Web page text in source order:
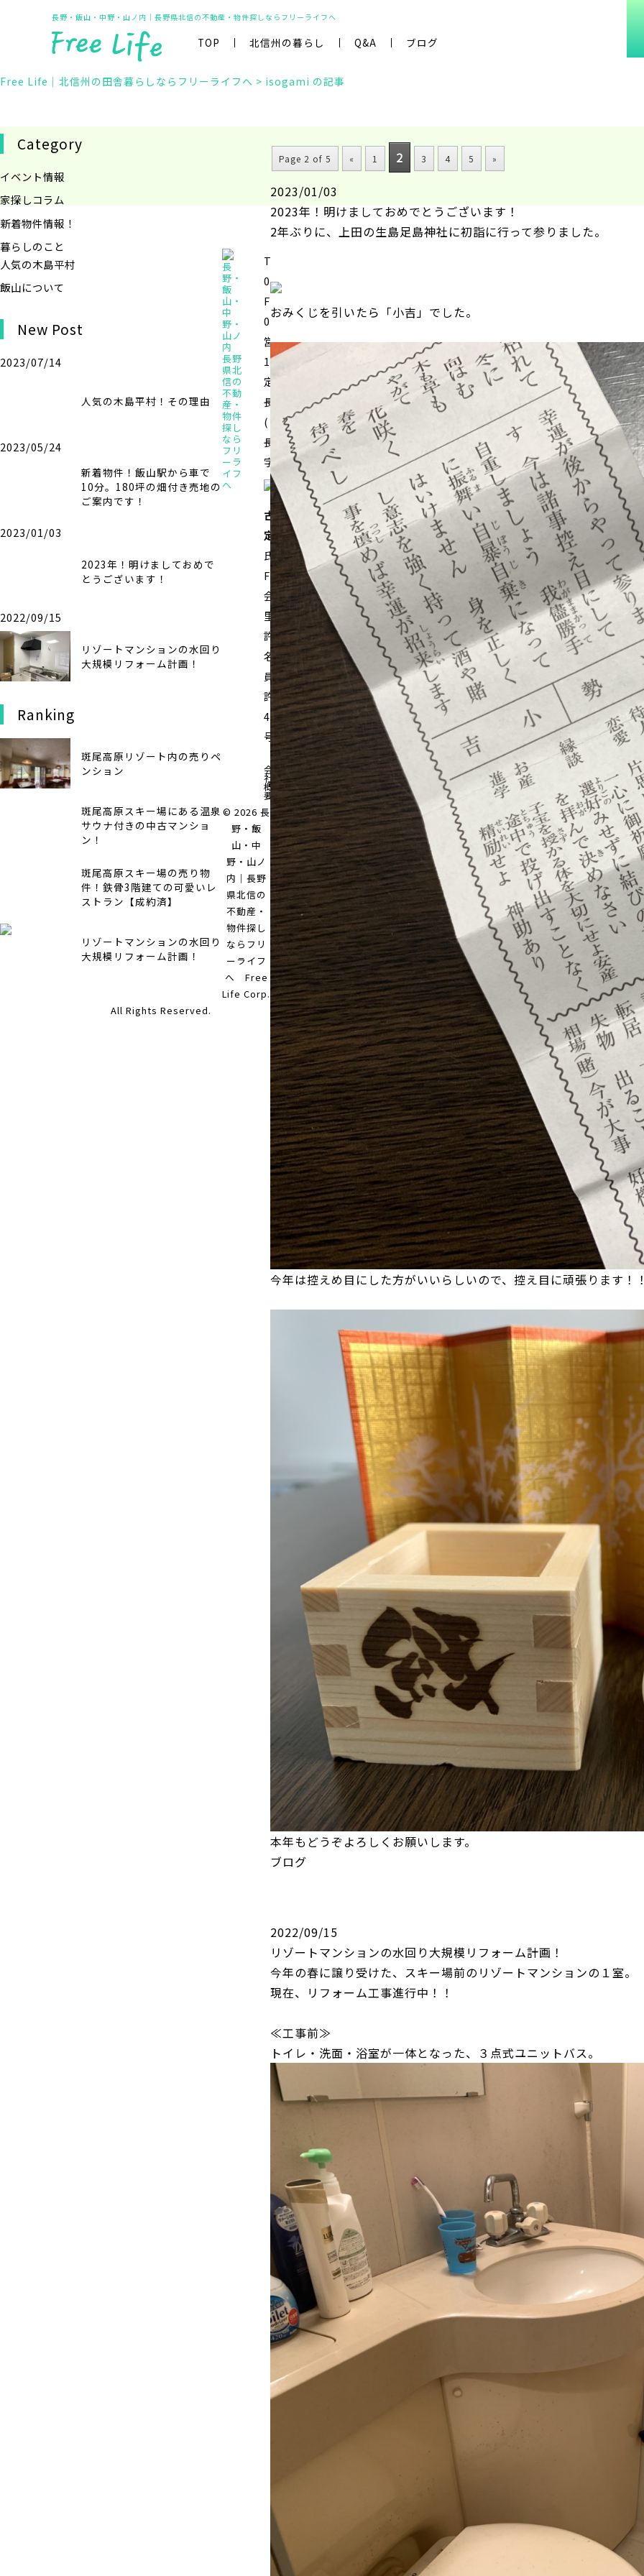
長野・飯山・中野・山ノ内｜長野県北信の不動産・物件探しならフリーライフへ
TOP 北信州の暮らし Q&A ブログ
Free Life｜北信州の田舎暮らしならフリーライフへ > isogami の記事
Page 2 of 5 « 1 2 3 4 5 »
2023/01/03
2023年！明けましておめでとうございます！
2年ぶりに、上田の生島足島神社に初詣に行って参りました。
おみくじを引いたら「小吉」でした。
今年は控えめ目にした方がいいらしいので、控え目に頑張ります！
本年もどうぞよろしくお願いします。
ブログ
2022/09/15
リゾートマンションの水回り大規模リフォーム計画！
今年の春に譲り受けた、スキー場前のリゾートマンションの１室。
現在、リフォーム工事進行中！！
≪工事前≫
トイレ・洗面・浴室が一体となった、３点式ユニットバス。
Category
イベント情報
家探しコラム
新着物件情報！
暮らしのこと
人気の木島平村
飯山について
New Post
2023/07/14
人気の木島平村！その理由
2023/05/24
新着物件！飯山駅から車で
10分。180坪の畑付き売地の
ご案内です！
2023/01/03
2023年！明けましておめで
とうございます！
2022/09/15
リゾートマンションの水回り
大規模リフォーム計画！
Ranking
斑尾高原リゾート内の売りペ
ンション
斑尾高原スキー場にある温泉
サウナ付きの中古マンショ
ン！
斑尾高原スキー場の売り物
件！鉄骨3階建ての可愛いレ
ストラン【成約済】
リゾートマンションの水回り
大規模リフォーム計画！
長
野・
飯
山・
中
野・
山ノ
内
長野
県北
信の
不動
産・
物件
探し
なら
フリ
ーラ
イフ
へ
TEL.0269-67-
0477
FAX.0269-67-
0488
営業時間／
10:00～19:00
定休日／不定休
長野県知事免許
(2)5570
長野県飯山市大
字飯山1469-3
古物営業法の規
定に基づく表示
氏名又は名称：
Free Life 合同
会社 磯上 千
里
許可公安委員会
名：長野県公安
員会
許可証番号：第
481022200001
号
会
社
概
要
プライ
バシー
ポリシ
ー
© 2026 長
野・飯
山・中
野・山ノ
内｜長野
県北信の
不動産・
物件探し
ならフリ
ーライフ
へ Free
Life Corp.
All Rights Reserved.